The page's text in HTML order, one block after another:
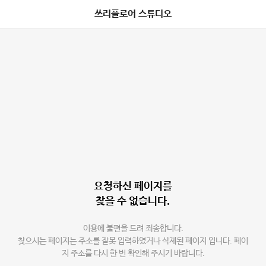
쓰리플로어 스튜디오
요청하신 페이지를
찾을 수 없습니다.
이용에 불편을 드려 죄송합니다.
찾으시는 페이지는 주소를 잘못 입력하였거나 삭제된 페이지 입니다. 페이
지 주소를 다시 한 번 확인해 주시기 바랍니다.